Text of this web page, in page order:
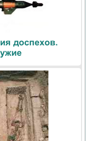
доспехов.